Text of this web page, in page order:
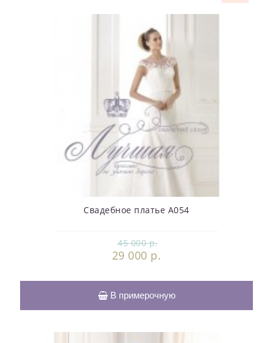
Свадебное платье А054
45 000 р.
29 000 р.
В примерочную